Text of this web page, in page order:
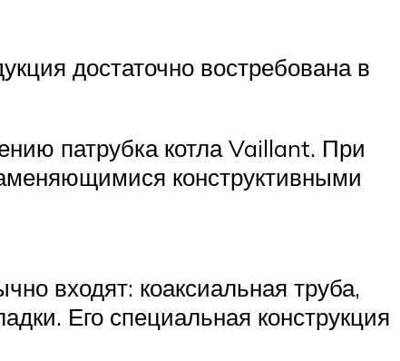
достаточно востребована в
патрубка котла Vaillant. При
конструктивными
входят: коаксиальная труба,
Его специальная конструкция